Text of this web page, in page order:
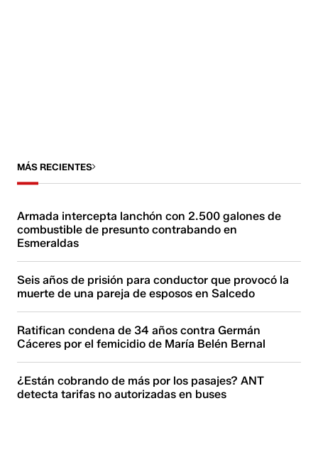
MÁS RECIENTES
Armada intercepta lanchón con 2.500 galones de
combustible de presunto contrabando en
Esmeraldas
Seis años de prisión para conductor que provocó la
muerte de una pareja de esposos en Salcedo
Ratifican condena de 34 años contra Germán
Cáceres por el femicidio de María Belén Bernal
¿Están cobrando de más por los pasajes? ANT
detecta tarifas no autorizadas en buses